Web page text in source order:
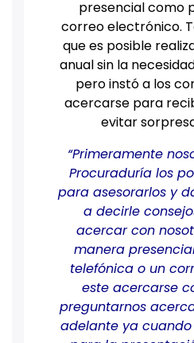
presencial como
correo electrónico.
que es posible
anual sin la
pero instó a los
acercarse para
evitar
“Primeramente
Procuraduría los
para asesorarlos y
a decirle
acercar con
manera
telefónica o un
este acercarse
preguntarnos
adelante ya